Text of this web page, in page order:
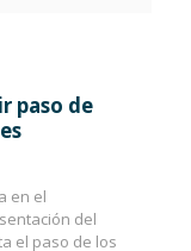
paso de
en el
del
el paso de los